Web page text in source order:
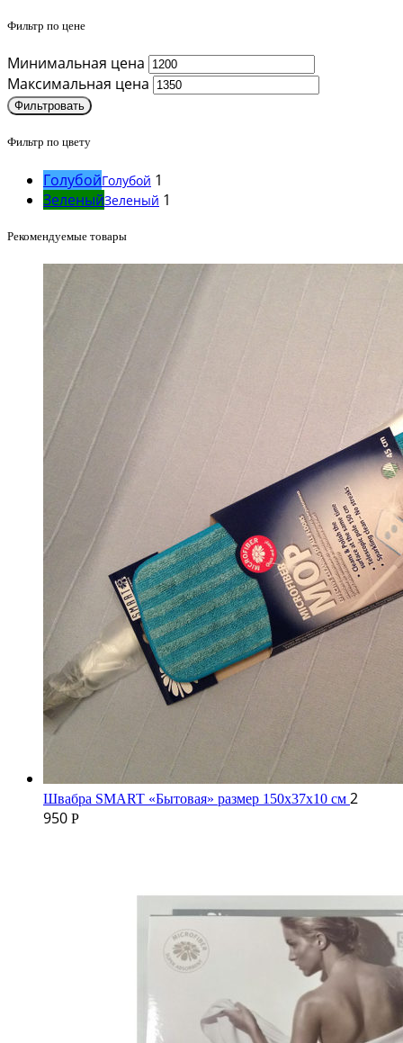
Фильтр по цене
Минимальная цена
Максимальная цена
Фильтровать
Фильтр по цвету
ГолубойГолубой 1
ЗеленыйЗеленый 1
Рекомендуемые товары
Швабра SMART «Бытовая» размер 150х37х10 см 2
950 Р